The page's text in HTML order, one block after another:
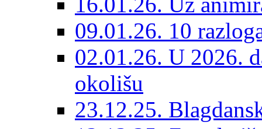
09.01.26. 10
02.01.26. U 2026.
okolišu
23.12.25.